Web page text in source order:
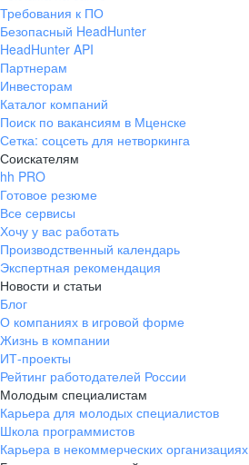
Требования к ПО
Безопасный HeadHunter
HeadHunter API
Партнерам
Инвесторам
Каталог компаний
Поиск по вакансиям в Мценске
Сетка: соцсеть для нетворкинга
Соискателям
hh PRO
Готовое резюме
Все сервисы
Хочу у вас работать
Производственный календарь
Экспертная рекомендация
Новости и статьи
Блог
О компаниях в игровой форме
Жизнь в компании
ИТ-проекты
Рейтинг работодателей России
Молодым специалистам
Карьера для молодых специалистов
Школа программистов
Карьера в некоммерческих организациях